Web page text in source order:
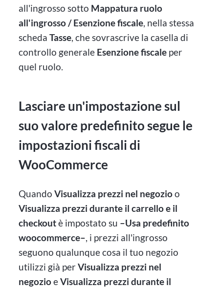
all'ingrosso sotto Mappatura ruolo
all'ingrosso / Esenzione fiscale, nella stessa
schedaTasse, che sovrascrive la casella di
controllo generale Esenzione fiscale per
quel ruolo.
Lasciare un'impostazione sul
suo valore predefinito segue le
impostazioni fiscali di
WooCommerce
QuandoVisualizza prezzi nel negozioo
Visualizza prezzi durante il carrello e il
checkoutè impostato su –Usa predefinito
woocommerce–, i prezzi all'ingrosso
seguono qualunque cosa il tuo negozio
utilizzi già perVisualizza prezzi nel
negozioeVisualizza prezzi durante il